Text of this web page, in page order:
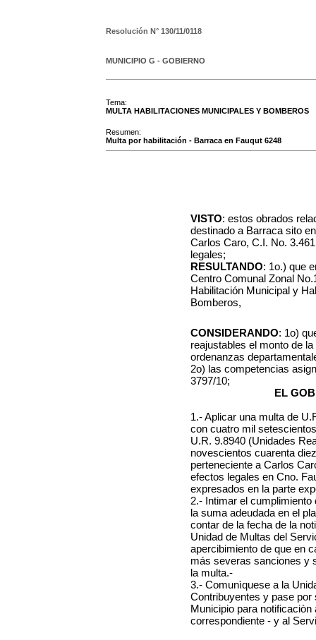
Resolución N° 130/11/0118
MUNICIPIO G - GOBIERNO
Tema:
MULTA HABILITACIONES MUNICIPALES Y BOMBEROS
Resumen:
Multa por habilitación - Barraca en Fauqut 6248
VISTO: estos obrados
destinado a Barraca sito
Carlos Caro, C.I. No.
legales;
RESULTANDO: 1o.) que
Centro Comunal Zonal
Habilitación Municipal y
Bomberos,
CONSIDERANDO: 1o)
reajustables el monto de
ordenanzas
2o) las competencias
3797/10;
EL
1.- Aplicar una multa de
con cuatro mil
U.R. 9.8940 (Unidades
novescientos cuarenta
perteneciente a Carlos
efectos legales en Cno.
expresados en la parte
2.- Intimar el
la suma adeudada en el
contar de la fecha de la
Unidad de Multas del
apercibimiento de que en
más severas sanciones y
la multa.-
3.- Comunìquese a la
Contribuyentes y pase
Municipio para
correspondiente - y al